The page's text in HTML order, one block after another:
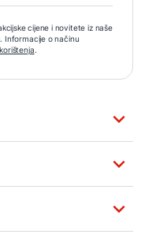
cijene i novitete iz naše
Informacije o načinu
.